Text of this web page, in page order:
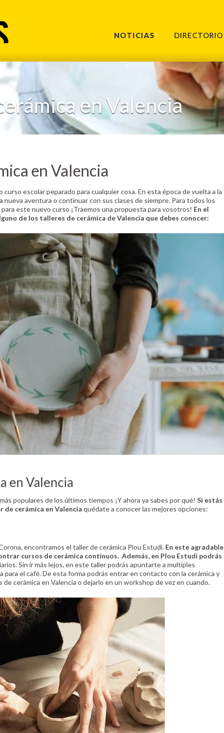
NOTICIAS DIRECTORIO
en Valencia
en Valencia
curso escolar peparado para cualquier cosa. En esta época de vuelta a la
nueva aventura o continuar con sus clases de siempre. Para todos los
este nuevo curso ¡Traemos una propuesta para vosotros! En el
de los talleres de cerámica de Valencia que debes conocer:
en Valencia
populares de los últimos tiempos ¡Y ahora ya sabes por qué! Si estás
cerámica en Valencia quédate a conocer las mejores opciones:
encontramos el taller de cerámica Plou Estudi. En este agradable
cursos de cerámica continuos. Además, en Plou Estudi podrás
Sin ir más lejos, en este taller podrás apuntarte a multiples
para el café. De esta forma podrás entrar en contacto con la cerámica y
cerámica en Valencia o dejarlo en un workshop de vez en cuando.